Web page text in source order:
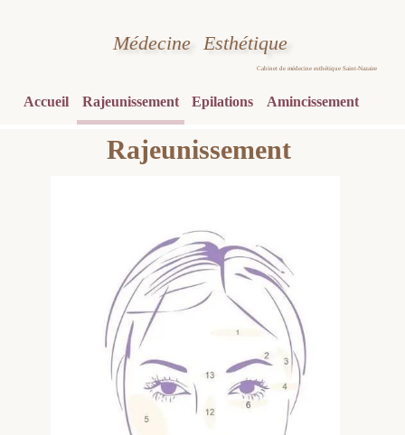
Médecine Esthétique
Cabinet de médecine esthétique Saint-Nazaire
Accueil Rajeunissement Epilations Amincissement
Rajeunissement